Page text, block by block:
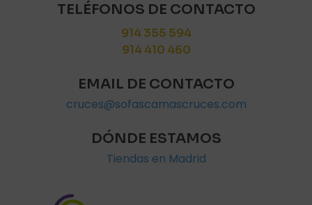
TELÉFONOS DE CONTACTO
914 355 594
914 410 460
EMAIL DE CONTACTO
cruces@sofascamascruces.com
DÓNDE ESTAMOS
Tiendas en Madrid